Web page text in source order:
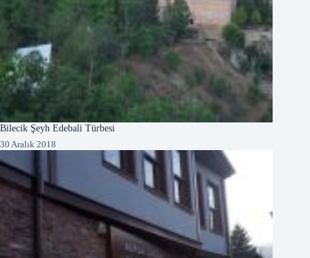
Bilecik Şeyh Edebali Türbesi
30 Aralık 2018